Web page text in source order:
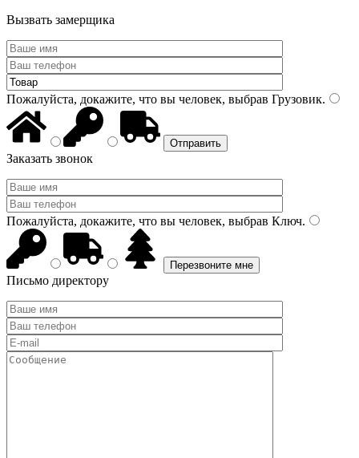
Вызвать замерщика
Пожалуйста, докажите, что вы человек, выбрав Грузовик.
Заказать звонок
Пожалуйста, докажите, что вы человек, выбрав Ключ.
Письмо директору